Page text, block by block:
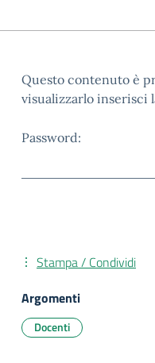
Questo contenuto è
visualizzarlo inserisci
Password:
Stampa / Condividi
Argomenti
Docenti